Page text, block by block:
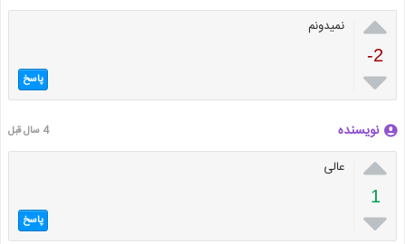

-2

نمیدونم
پاسخ
نویسنده 4 سال قبل

1

عالی
پاسخ